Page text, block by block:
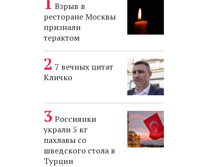
Взрыв в
ресторане Москвы
признали
терактом
7 вечных цитат
Кличко
Россиянки
украли 5 кг
пахлавы со
шведского стола в
Турции